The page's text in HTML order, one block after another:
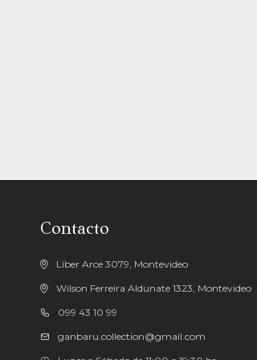
Contacto
Liber Arce 3079, Montevideo
Wilson Ferreira Aldunate 1323, Montevideo
099 43 10 99
ganbaru.collection@gmail.com